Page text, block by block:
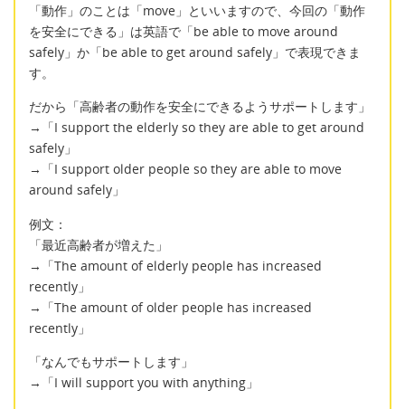
「動作」のことは「move」といいますので、今回の「動作
を安全にできる」は英語で「be able to move around
safely」か「be able to get around safely」で表現できま
す。
だから「高齢者の動作を安全にできるようサポートします」
→「I support the elderly so they are able to get around
safely」
→「I support older people so they are able to move
around safely」
例文：
「最近高齢者が増えた」
→「The amount of elderly people has increased
recently」
→「The amount of older people has increased
recently」
「なんでもサポートします」
→「I will support you with anything」